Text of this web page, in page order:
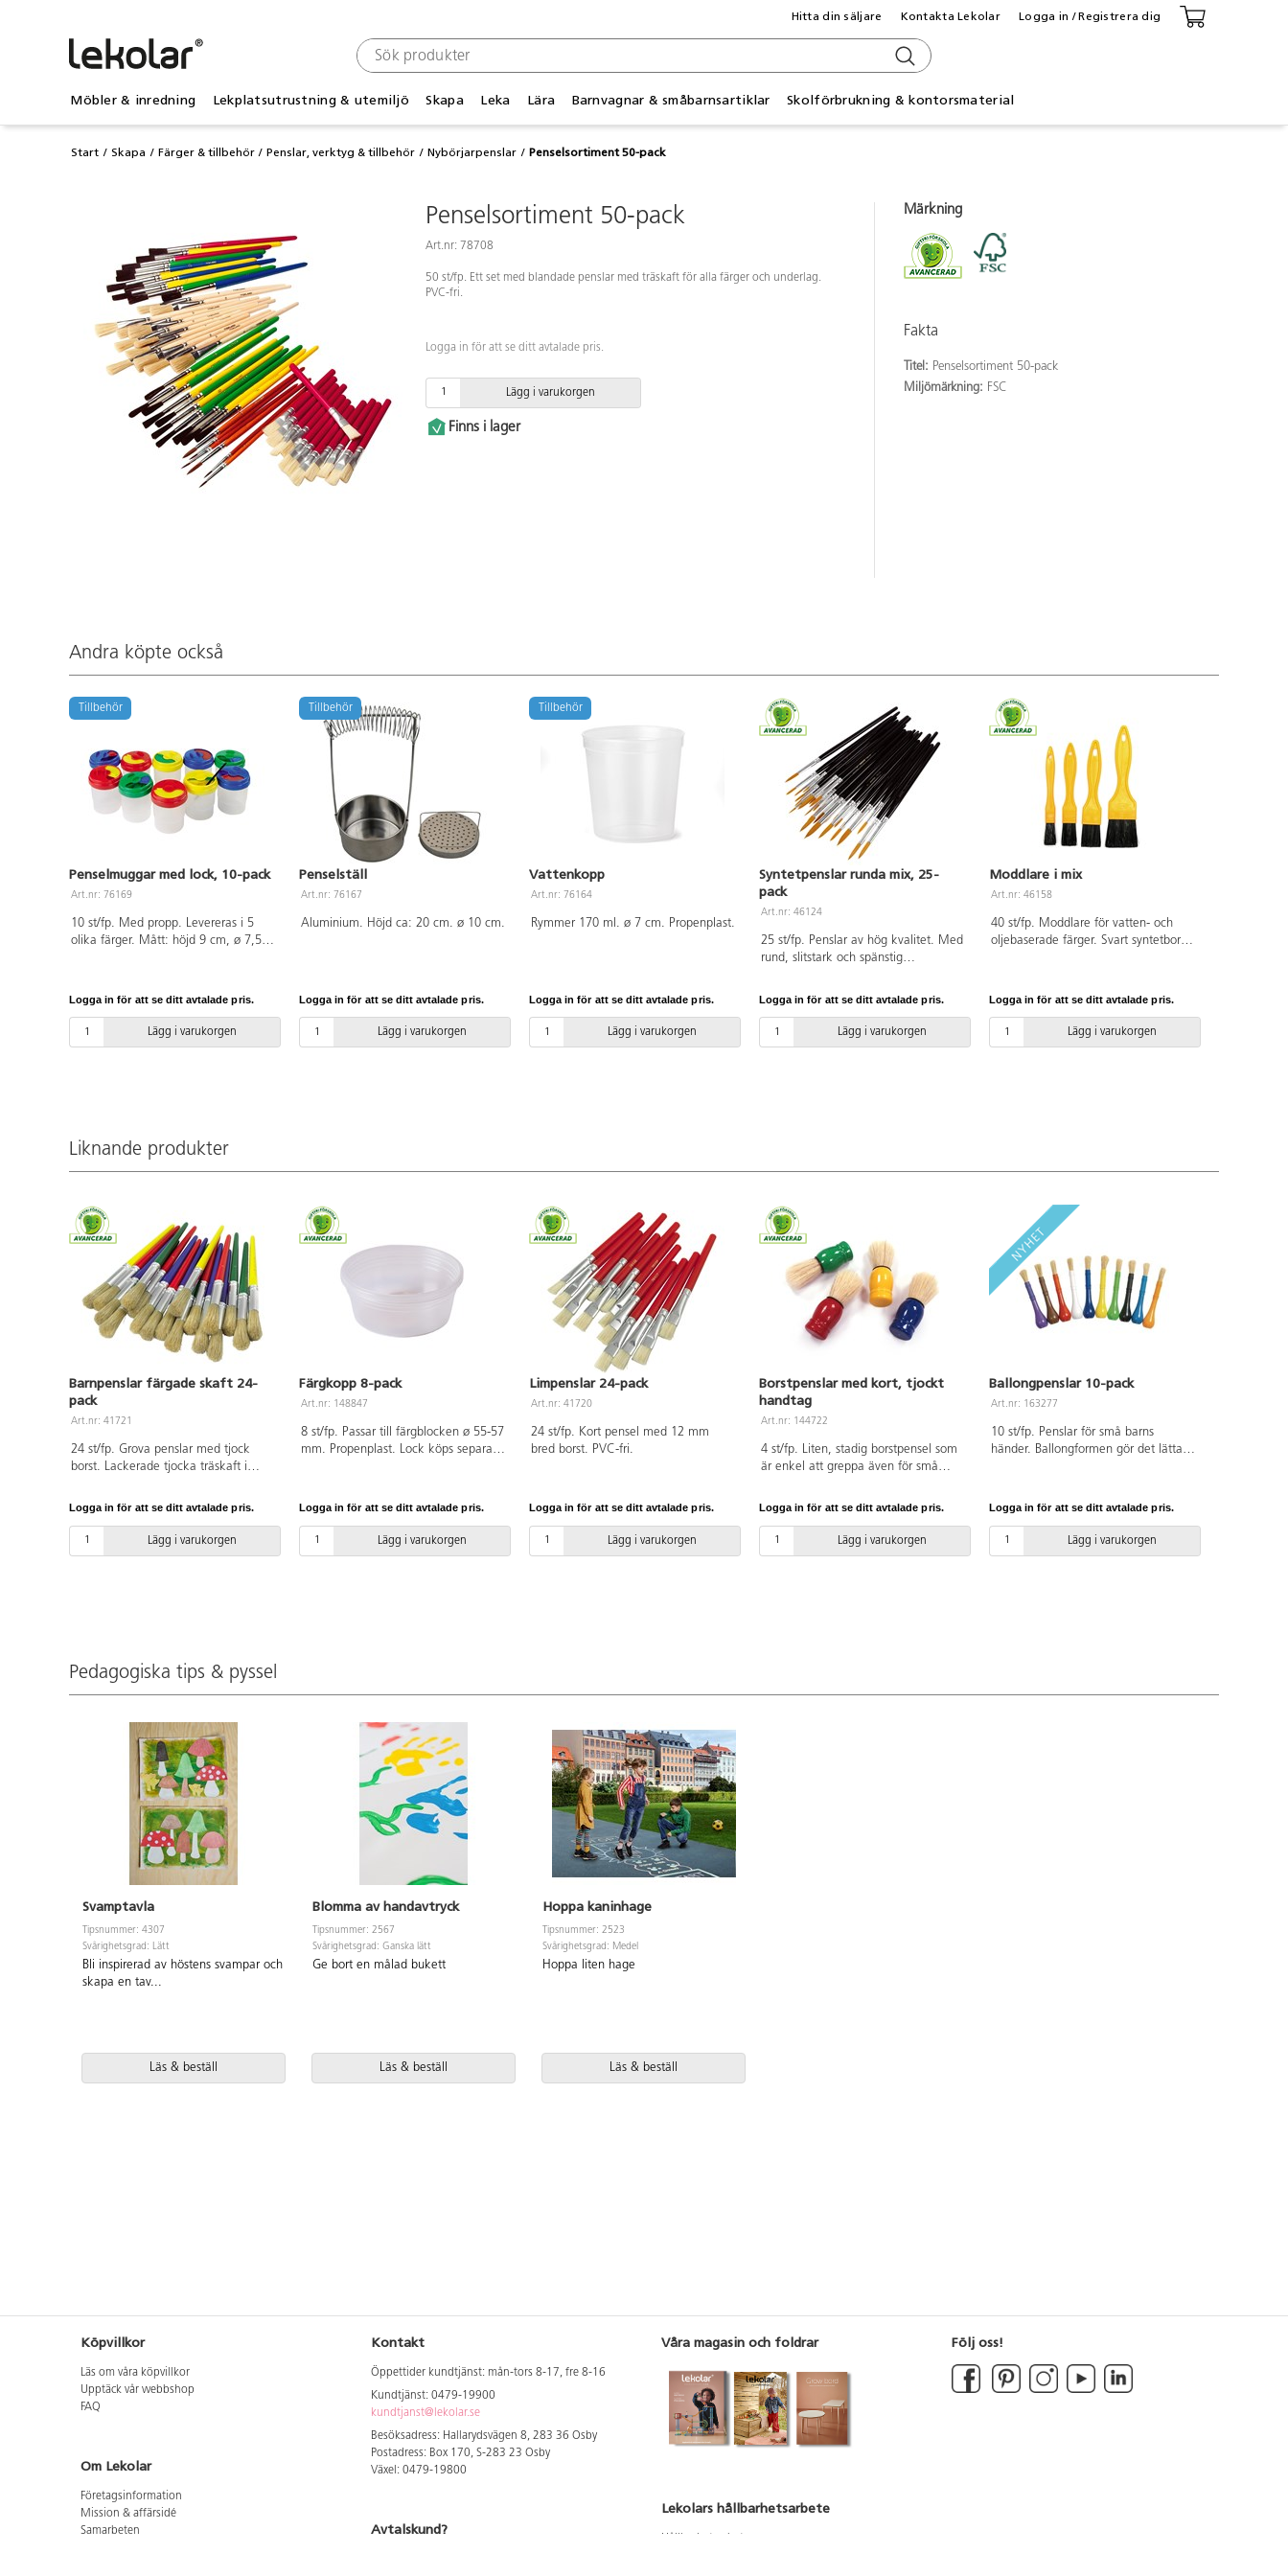
Möbler & inredning Lekplatsutrustning & utemiljö Skapa Leka Lära Barnvagnar & småbarnsartiklar Skolförbrukning & kontorsmaterial
Hitta din säljare Kontakta Lekolar Logga in / Registrera dig
Start Skapa Färger & tillbehör Penslar, verktyg & tillbehör Nybörjarpenslar Penselsortiment 50-pack
Penselsortiment 50-pack
Art.nr: 78708
50 st/fp. Ett set med blandade penslar med träskaft för alla färger och underlag.
PVC-fri.
Logga in för att se ditt avtalade pris.
Lägg i varukorgen
Finns i lager
Märkning
Fakta
Titel: Penselsortiment 50-pack
Miljömärkning: FSC
Andra köpte också
Tillbehör
Penselmuggar med lock, 10-pack
Art.nr: 76169
10 st/fp. Med propp. Levereras i 5
olika färger. Mått: höjd 9 cm, ø 7,5
Logga in för att se ditt avtalade pris.
Lägg i varukorgen
Tillbehör
Penselställ
Art.nr: 76167
Aluminium. Höjd ca: 20 cm. ø 10 cm.
Logga in för att se ditt avtalade pris.
Lägg i varukorgen
Tillbehör
Vattenkopp
Art.nr: 76164
Rymmer 170 ml. ø 7 cm. Propenplast.
Logga in för att se ditt avtalade pris.
Lägg i varukorgen
Syntetpenslar runda mix, 25-
pack
Art.nr: 46124
25 st/fp. Penslar av hög kvalitet. Med
rund, slitstark och spänstig
kvalitet. Även bra till decoupage,
textilfärger och sidenfärger. Ingår: 8 st
Logga in för att se ditt avtalade pris.
Lägg i varukorgen
Moddlare i mix
Art.nr: 46158
40 st/fp. Moddlare för vatten- och
oljebaserade färger. Svart syntetborst
borst av polyeten/polypropen. Skaft
av polypropen. PVC-fri.
Logga in för att se ditt avtalade pris.
Lägg i varukorgen
Liknande produkter
Barnpenslar färgade skaft 24-
pack
Art.nr: 41721
24 st/fp. Grova penslar med tjock
borst. Lackerade tjocka träskaft i
Logga in för att se ditt avtalade pris.
Lägg i varukorgen
Färgkopp 8-pack
Art.nr: 148847
8 st/fp. Passar till färgblocken ø 55-57
mm. Propenplast. Lock köps separat
Logga in för att se ditt avtalade pris.
Lägg i varukorgen
Limpenslar 24-pack
Art.nr: 41720
24 st/fp. Kort pensel med 12 mm
bred borst. PVC-fri.
Logga in för att se ditt avtalade pris.
Lägg i varukorgen
Borstpenslar med kort, tjockt
handtag
Art.nr: 144722
4 st/fp. Liten, stadig borstpensel som
är enkel att greppa även för små
färger. PVC-fri.
Logga in för att se ditt avtalade pris.
Lägg i varukorgen
Ballongpenslar 10-pack
Art.nr: 163277
10 st/fp. Penslar för små barns
händer. Ballongformen gör det lättare
Logga in för att se ditt avtalade pris.
Lägg i varukorgen
Pedagogiska tips & pyssel
Svamptavla
Tipsnummer: 4307
Svårighetsgrad: Lätt
Bli inspirerad av höstens svampar och
skapa en tav...
Läs & beställ
Blomma av handavtryck
Tipsnummer: 2567
Svårighetsgrad: Ganska lätt
Ge bort en målad bukett
Läs & beställ
Hoppa kaninhage
Tipsnummer: 2523
Svårighetsgrad: Medel
Hoppa liten hage
Läs & beställ
Köpvillkor
Läs om våra köpvillkor
Upptäck vår webbshop
FAQ
Om Lekolar
Företagsinformation
Mission & affärsidé
Samarbeten
Kontakt
Öppettider kundtjänst: mån-tors 8-17, fre 8-16
Kundtjänst: 0479-19900
kundtjanst@lekolar.se
Besöksadress: Hallarydsvägen 8, 283 36 Osby
Postadress: Box 170, S-283 23 Osby
Växel: 0479-19800
Avtalskund?
Våra magasin och foldrar
Lekolars hållbarhetsarbete
Följ oss!